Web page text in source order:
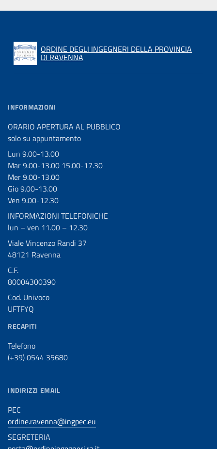
ORDINE DEGLI INGEGNERI DELLA PROVINCIA
DI RAVENNA
INFORMAZIONI
ORARIO APERTURA AL PUBBLICO
solo su appuntamento
Lun 9.00-13.00
Mar 9.00-13.00 15.00-17.30
Mer 9.00-13.00
Gio 9.00-13.00
Ven 9.00-12.30
INFORMAZIONI TELEFONICHE
lun – ven 11.00 – 12.30
Viale Vincenzo Randi 37
48121 Ravenna
C.F.
80004300390
Cod. Univoco
UFTFYQ
RECAPITI
Telefono
(+39) 0544 35680
INDIRIZZI EMAIL
PEC
ordine.ravenna@ingpec.eu
SEGRETERIA